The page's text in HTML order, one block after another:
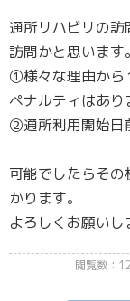
通所リハビリの
訪問かと思います
①様々な理由から
ペナルティはあり
②通所利用開始日
可能でしたらそ
かります。
よろしくお願いし
閲覧数：